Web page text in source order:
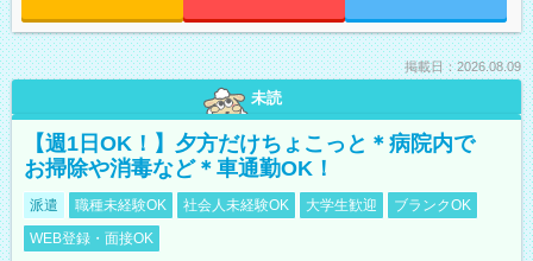
掲載日：2026.08.09
未読
【週1日OK！】夕方だけちょこっと＊病院内で
お掃除や消毒など＊車通勤OK！
派遣 職種未経験OK 社会人未経験OK 大学生歓迎
ブランクOK
WEB登録・面接OK